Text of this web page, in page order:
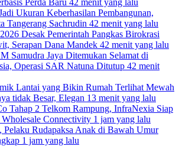
Ukuran Keberhasilan Pembangunan,
Tangerang Sachrudin 42 menit yang lalu
Desak Pemerintah Pangkas Birokrasi
Serapan Dana Mandek 42 menit yang lalu
Samudra Jaya Ditemukan Selamat di
Operasi SAR Natuna Ditutup 42 menit
Lantai yang Bikin Rumah Terlihat Mewah
tidak Besar, Elegan 13 menit yang lalu
Tahap 2 Telkom Rampung, InfraNexia Siap
Wholesale Connectivity 1 jam yang lalu
Pelaku Rudapaksa Anak di Bawah Umur
1 jam yang lalu